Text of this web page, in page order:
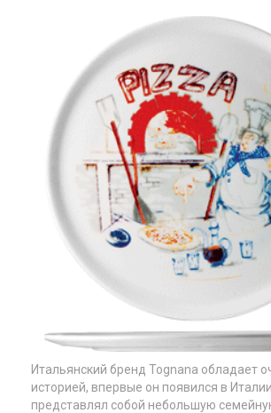
Итальянский бренд Tognana обладает
историей, впервые он появился в
представлял собой небольшую